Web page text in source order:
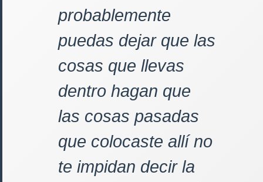
probablemente
puedas dejar que las
cosas que llevas
dentro hagan que
las cosas pasadas
que colocaste allí no
te impidan decir la